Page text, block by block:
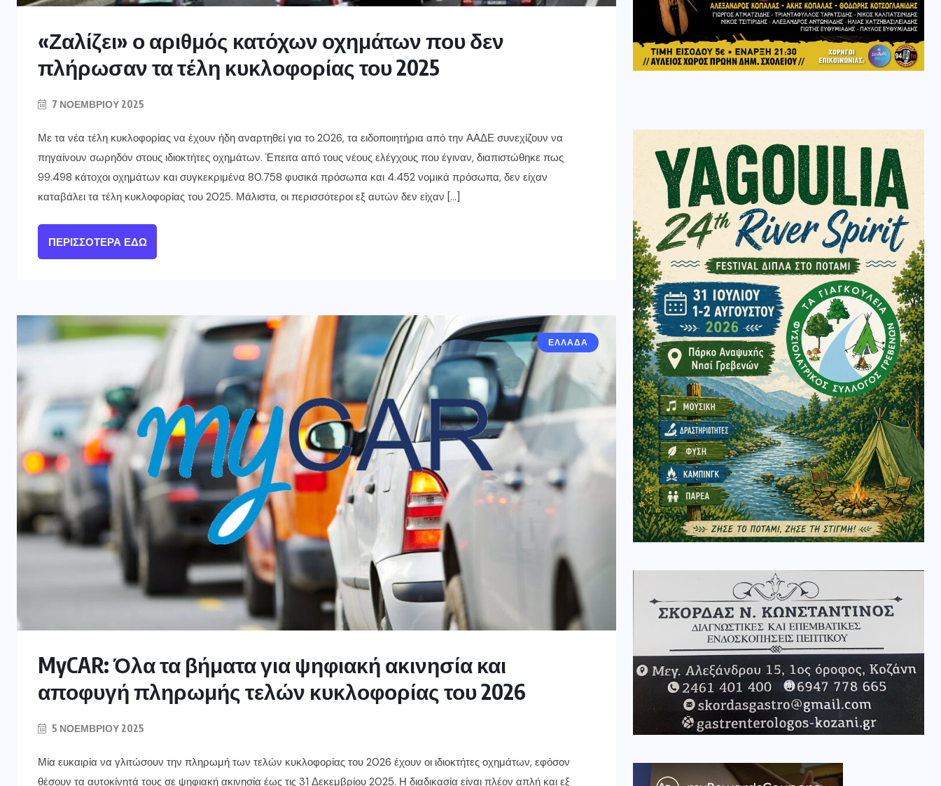
«Ζαλίζει» ο αριθμός κατόχων οχημάτων που δεν
πλήρωσαν τα τέλη κυκλοφορίας του 2025
7 ΝΟΕΜΒΡΊΟΥ 2025
Με τα νέα τέλη κυκλοφορίας να έχουν ήδη αναρτηθεί για το 2026, τα ειδοποιητήρια από την ΑΑΔΕ συνεχίζουν να
πηγαίνουν σωρηδόν στους ιδιοκτήτες οχημάτων. Έπειτα από τους νέους ελέγχους που έγιναν, διαπιστώθηκε πως
99.498 κάτοχοι οχημάτων και συγκεκριμένα 80.758 φυσικά πρόσωπα και 4.452 νομικά πρόσωπα, δεν είχαν
καταβάλει τα τέλη κυκλοφορίας του 2025. Μάλιστα, οι περισσότεροι εξ αυτών δεν είχαν […]
ΠΕΡΙΣΣΌΤΕΡΑ ΕΔΏ
ΕΛΛΑΔΑ
MyCAR: Όλα τα βήματα για ψηφιακή ακινησία και
αποφυγή πληρωμής τελών κυκλοφορίας του 2026
5 ΝΟΕΜΒΡΊΟΥ 2025
Μία ευκαιρία να γλιτώσουν την πληρωμή των τελών κυκλοφορίας του 2026 έχουν οι ιδιοκτήτες οχημάτων, εφόσον
θέσουν τα αυτοκίνητά τους σε ψηφιακή ακινησία έως τις 31 Δεκεμβρίου 2025. Η διαδικασία είναι πλέον απλή και εξ